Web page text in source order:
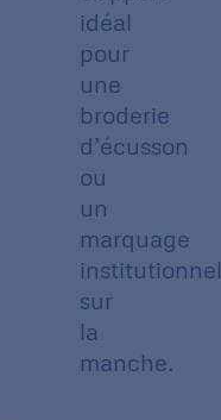
idéal
pour
une
broderie
d’écusson
ou
un
marquage
institutionnel
sur
la
manche.